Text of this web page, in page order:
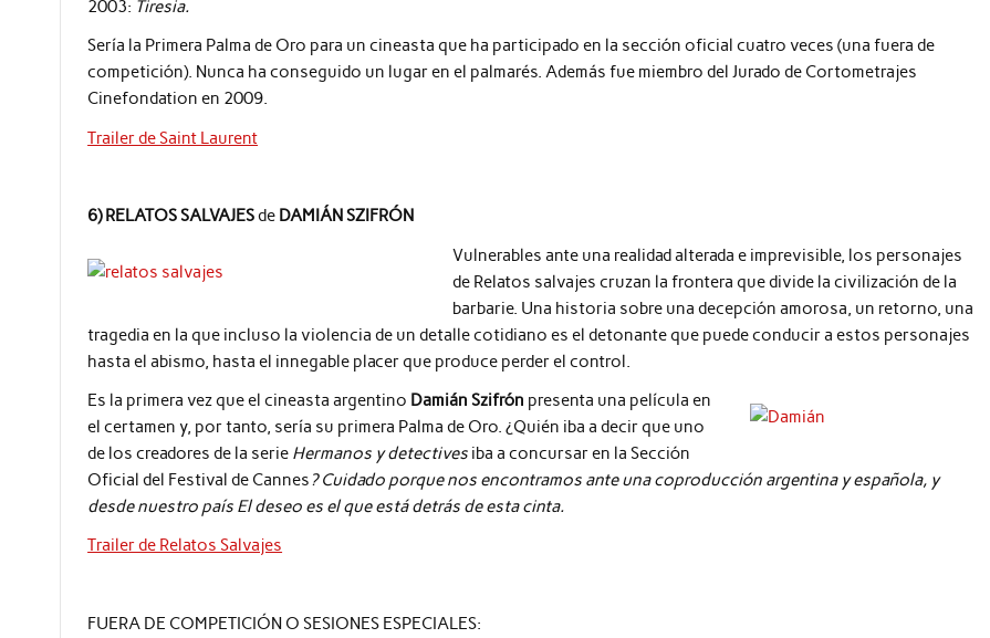
2003: Tiresia.
Sería la Primera Palma de Oro para un cineasta que ha participado en la sección oficial cuatro veces (una fuera de
competición). Nunca ha conseguido un lugar en el palmarés. Además fue miembro del Jurado de Cortometrajes
Cinefondation en 2009.
Trailer de Saint Laurent
6) RELATOS SALVAJESde DAMIÁN SZIFRÓN
Vulnerables ante una realidad alterada e imprevisible, los personajes
de Relatos salvajes cruzan la frontera que divide la civilización de la
barbarie. Una historia sobre una decepción amorosa, un retorno, una
tragedia en la que incluso la violencia de un detalle cotidiano es el detonante que puede conducir a estos personajes
hasta el abismo, hasta el innegable placer que produce perder el control.
Es la primera vez que el cineasta argentino Damián Szifrón presenta una película en
el certamen y, por tanto, sería su primera Palma de Oro. ¿Quién iba a decir que uno
de los creadores de la serie Hermanos y detectives iba a concursar en la Sección
Oficial del Festival de Cannes? Cuidado porque nos encontramos ante una coproducción argentina y española, y
desde nuestro país El deseo es el que está detrás de esta cinta.
Trailer de Relatos Salvajes
FUERA DE COMPETICIÓN O SESIONES ESPECIALES: